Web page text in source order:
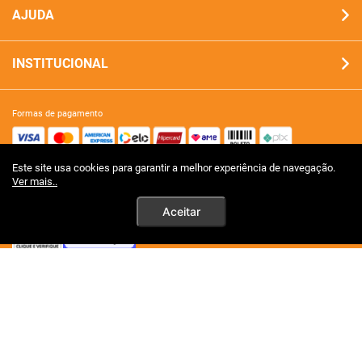
Este site usa cookies para garantir a melhor experiência de navegação.
Ver mais..
Aceitar
AJUDA
INSTITUCIONAL
formas de pagamento
site 100% seguro